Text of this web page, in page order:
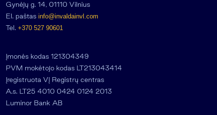
Gynėjų g. 14, 01110 Vilnius
El. paštas info@invaldainvl.com
Tel. +370 527 90601
Įmonės kodas 121304349
PVM mokėtojo kodas LT213043414
Įregistruota VĮ Registrų centras
A.s. LT25 4010 0424 0124 2013
Luminor Bank AB